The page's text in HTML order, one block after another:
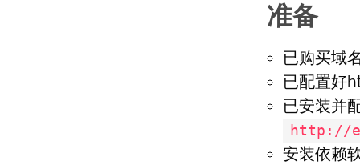
准备
已购买域
已配置好
已安装并
http://
安装依赖